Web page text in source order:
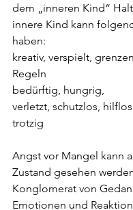
dem „inneren Kind“
innere Kind kann
haben:
kreativ, verspielt,
Regeln
bedürftig, hungrig,
verletzt, schutzlos,
trotzig
Angst vor Mangel kann
Zustand gesehen
Konglomerat von
Emotionen und